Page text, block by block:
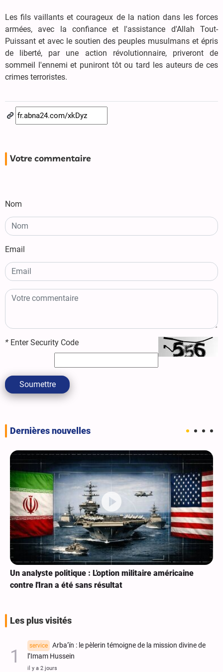
Les fils vaillants et courageux de la nation dans les forces
armées, avec la confiance et l'assistance d'Allah Tout-
Puissant et avec le soutien des peuples musulmans et épris
de liberté, par une action révolutionnaire, priveront de
sommeil l'ennemi et puniront tôt ou tard les auteurs de ces
crimes terroristes.
Votre commentaire
Nom
Email
* Enter Security Code
Soumettre
Dernières nouvelles
Un analyste politique : L'option militaire américaine
contre l'Iran a été sans résultat
Les plus visités
service
Arba‘ïn : le pèlerin témoigne de la mission divine de
l’Imam Hussein
il y a 2 jours